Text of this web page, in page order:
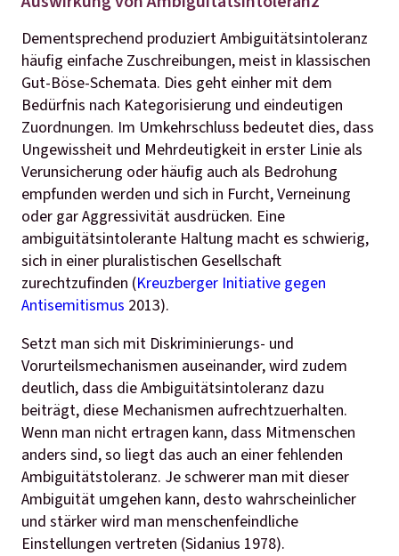
Dementsprechend produziert Ambiguitätsintoleranz
häufig einfache Zuschreibungen, meist in klassischen
Gut-Böse-Schemata. Dies geht einher mit dem
Bedürfnis nach Kategorisierung und eindeutigen
Zuordnungen. Im Umkehrschluss bedeutet dies, dass
Ungewissheit und Mehrdeutigkeit in erster Linie als
Verunsicherung oder häufig auch als Bedrohung
empfunden werden und sich in Furcht, Verneinung
oder gar Aggressivität ausdrücken. Eine
ambiguitätsintolerante Haltung macht es schwierig,
sich in einer pluralistischen Gesellschaft
zurechtzufinden (Kreuzberger Initiative gegen
Antisemitismus 2013).
Setzt man sich mit Diskriminierungs- und
Vorurteilsmechanismen auseinander, wird zudem
deutlich, dass die Ambiguitätsintoleranz dazu
beiträgt, diese Mechanismen aufrechtzuerhalten.
Wenn man nicht ertragen kann, dass Mitmenschen
anders sind, so liegt das auch an einer fehlenden
Ambiguitätstoleranz. Je schwerer man mit dieser
Ambiguität umgehen kann, desto wahrscheinlicher
und stärker wird man menschenfeindliche
Einstellungen vertreten (Sidanius 1978).